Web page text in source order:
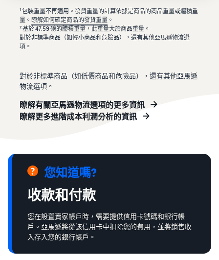
¹ 包裝重量不再適用。發貨重量的計算依據是商品的商品重量或體積重
量。 瞭解如何確定商品的發貨重量 。
² 基於 47.59 磅的體積重量，此重量大於商品重量。
對於非標準商品（如輕小商品和危險品），還有其他亞馬遜物流選
項。
對於非標準商品（如低價商品和危險品），還有其他亞馬遜
物流選項。
瞭解有關亞馬遜物流選項的更多資訊
瞭解更多進階成本利潤分析的資訊
您知道嗎?
收款和付款
您在設置賣家帳戶時，需要提供信用卡號碼和銀行帳
戶。亞馬遜將從該信用卡中扣除您的費用，並將銷售收
入存入您的銀行帳戶。